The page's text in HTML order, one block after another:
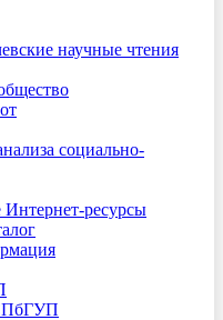
научные чтения
социально-
Интернет-ресурсы